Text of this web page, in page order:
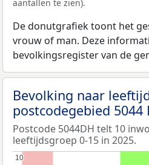
aantallen te zien).
De donutgrafiek toont het
vrouw of man. Deze
bevolkingsregister van de
Bevolking naar
postcodegebied 5044
Postcode 5044DH telt 10
leeftijdsgroep 0-15 in 2025.
10
10